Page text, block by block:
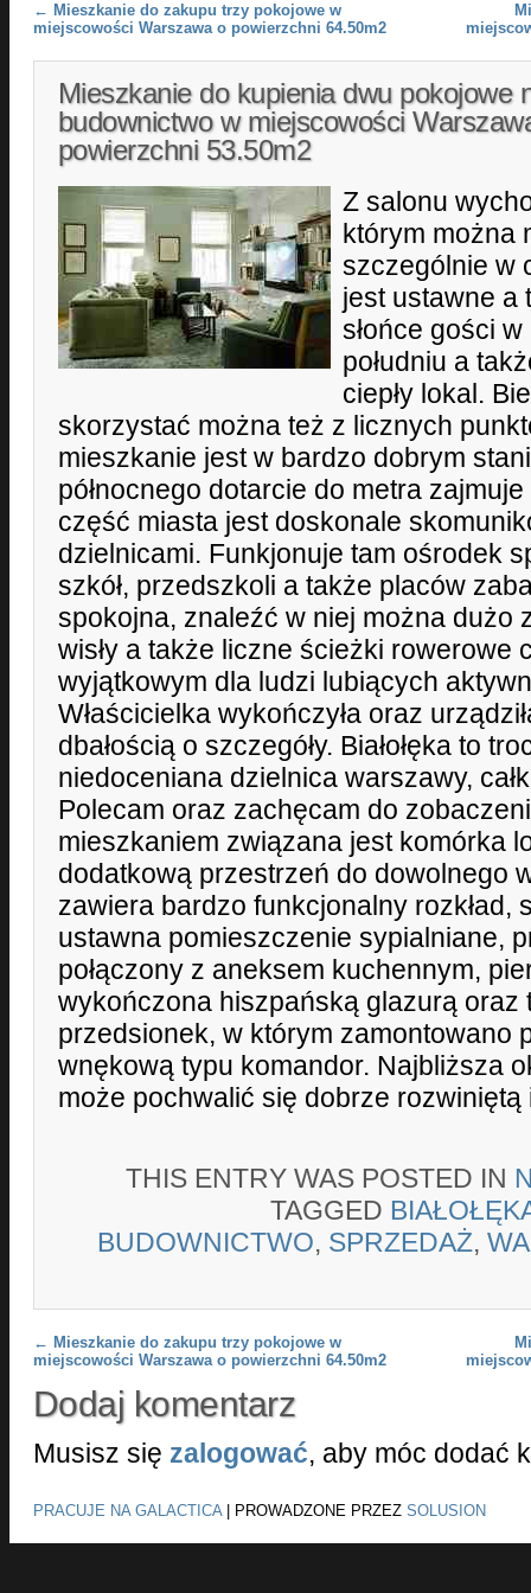
Post navigation
← Mieszkanie do zakupu trzy pokojowe w
miejscowości Warszawa o powierzchni 64.50m2
Mieszkanie do kupienia dwu pokojowe
budownictwo w miejscowości
powierzchni 53.50m2
Z salonu
którym można
szczególnie w
jest ustawne a
słońce gości
południu a
ciepły lokal.
skorzystać można też z licznych
mieszkanie jest w bardzo dobrym
północnego dotarcie do metra
część miasta jest doskonale
dzielnicami. Funkjonuje tam ośrodek
szkół, przedszkoli a także placów
spokojna, znaleźć w niej można dużo
wisły a także liczne ścieżki rowerowe
wyjątkowym dla ludzi lubiących
Właścicielka wykończyła oraz
dbałością o szczegóły. Białołęka to
niedoceniana dzielnica warszawy,
Polecam oraz zachęcam do
mieszkaniem związana jest komórka
dodatkową przestrzeń do dowolnego
zawiera bardzo funkcjonalny rozkład,
ustawna pomieszczenie sypialniane,
połączony z aneksem kuchennym,
wykończona hiszpańską glazurą oraz
przedsionek, w którym zamontowano
wnękową typu komandor. Najbliższa
może pochwalić się dobrze rozwiniętą
THIS ENTRY WAS POSTED IN
TAGGED
BUDOWNICTWO, SPRZEDAŻ,
Post navigation
← Mieszkanie do zakupu trzy pokojowe w
miejscowości Warszawa o powierzchni 64.50m2
Dodaj komentarz
Musisz się zalogować, aby móc dodać
PRACUJE NA GALACTICA| PROWADZONE PRZEZ SOLUSION